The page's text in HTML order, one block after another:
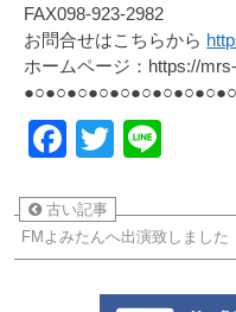
FAX098-923-2982
お問合せはこちらから
ホームページ：https://
Facebook
Twitter
古い記事
FMよみたんへ出演致しました